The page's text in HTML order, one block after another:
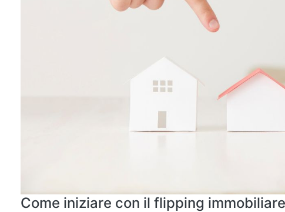
Come iniziare con il flipping